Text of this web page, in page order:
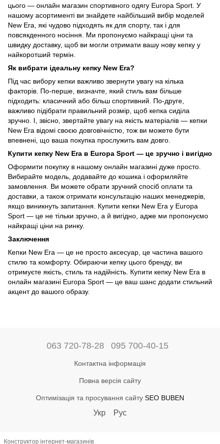
цього — онлайн магазин спортивного одягу Europa Sport. У
нашому асортименті ви знайдете найбільший вибір моделей
New Era, які чудово підходять як для спорту, так і для
повсякденного носіння. Ми пропонуємо найкращі ціни та
швидку доставку, щоб ви могли отримати вашу нову кепку у
найкоротший термін.
Як вибрати ідеальну кепку New Era?
Під час вибору кепки важливо звернути увагу на кілька
факторів. По-перше, визначте, який стиль вам більше
підходить: класичний або більш спортивний. По-друге,
важливо підібрати правильний розмір, щоб кепка сиділа
зручно. І, звісно, звертайте увагу на якість матеріалів — кепки
New Era відомі своєю довговічністю, тож ви можете бути
впевнені, що ваша покупка прослужить вам довго.
Купити кепку New Era в Europa Sport — це зручно і вигідно
Оформити покупку в нашому онлайн магазині дуже просто.
Вибирайте модель, додавайте до кошика і оформляйте
замовлення. Ви можете обрати зручний спосіб оплати та
доставки, а також отримати консультацію наших менеджерів,
якщо виникнуть запитання. Купити кепки New Era у Europa
Sport — це не тільки зручно, а й вигідно, адже ми пропонуємо
найкращі ціни на ринку.
Заключення
Кепки New Era — це не просто аксесуар, це частина вашого
стилю та комфорту. Обираючи кепку цього бренду, ви
отримуєте якість, стиль та надійність. Купити кепку New Era в
онлайн магазині Europa Sport — це ваш шанс додати стильний
акцент до вашого образу.
063 720-78-28 095 700-40-15
Контактна інформація
Повна версія сайту
Оптимізація та просування сайту SEO BUBEN
Укр Рус
Конструктор інтернет-магазинів